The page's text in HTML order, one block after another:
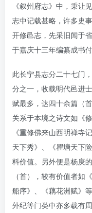
《叙州府志》中，秉让
志中记载甚略，许多史
开修邑志，先采旧闻于
于嘉庆十三年编纂成书付
此长宁县志分二十七门
分之一，收载明代邑进
赋最多，达四十余篇（
关系于本境之诗文如《
《重修佛来山西明禅寺
天下秀》、《瞿塘天下
料价值。另外便是杨庚
（首），较有价值者如
船序》、《藕花洲赋》
外纪等门类中亦多载有